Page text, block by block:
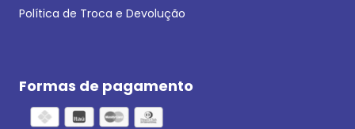
Política de Troca e Devolução
Formas de pagamento